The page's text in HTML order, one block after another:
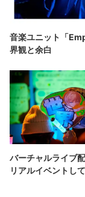
音楽ユニット「
界観と余白
バーチャルライブ
リアルイベントし